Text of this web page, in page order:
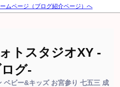
ムページ（ブログ紹介ページ）へ
トスタジオXY -
グ-
ベビー&キッズ お宮参り 七五三 成